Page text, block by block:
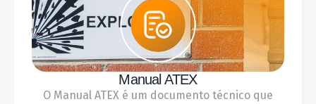
Manual ATEX
O Manual ATEX é um documento técnico que